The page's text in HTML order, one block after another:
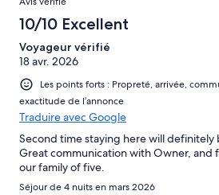
10/10 Excellent
Voyageur vérifié
18 avr. 2026
Les points forts : Propreté, arrivée,
exactitude de l’annonce
Traduire avec Google
Second time staying here will definitely
Great communication with Owner, and
our family of five.
Séjour de 4 nuits en mars 2026